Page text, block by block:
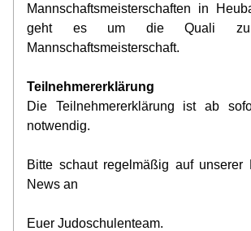
Mannschaftsmeisterschaften in
geht es um die Quali zur
Mannschaftsmeisterschaft.
Teilnehmererklärung
Die Teilnehmererklärung ist ab
notwendig.
Bitte schaut regelmäßig auf unserer
News an
Euer Judoschulenteam.